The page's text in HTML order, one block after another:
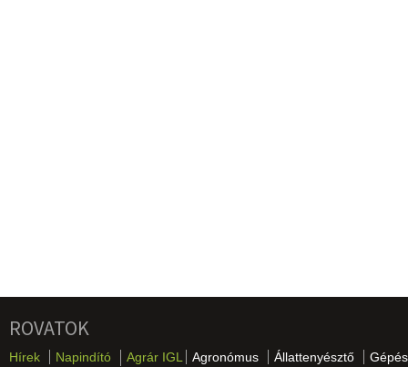
ROVATOK
Hírek Napindító Agrár IGL Agronómus Állattenyésztő